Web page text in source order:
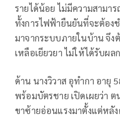
รายได้น้อย ไม่มีความสามา
ทั้งการไฟฟ้ายืนยันที่จะต้อง
มาจากระบบภายในบ้าน จึง
เหลือเยียวยา ไม่ให้ได้รับผ
ด้าน นางวิวาส อุทำกา อายุ
พร้อมบัตรชาย เปิดเผยว่า
ขาซ้ายอ่อนแรงมาตั้งแต่หลั